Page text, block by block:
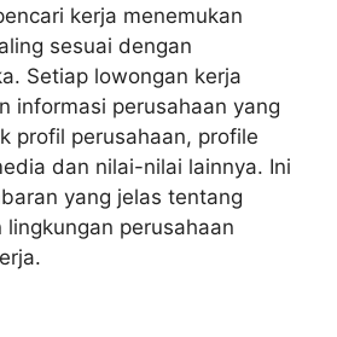
kerja menemukan
sesuai dengan
Setiap lowongan kerja
informasi perusahaan yang
profil perusahaan, profile
dan nilai-nilai lainnya. Ini
yang jelas tentang
perusahaan